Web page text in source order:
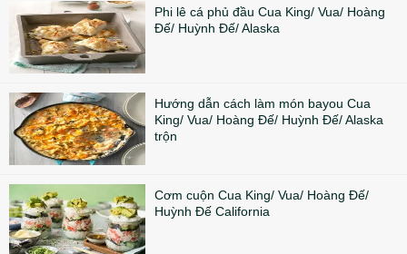
Phi lê cá phủ đầu Cua King/ Vua/ Hoàng
Đế/ Huỳnh Đế/ Alaska
Hướng dẫn cách làm món bayou Cua
King/ Vua/ Hoàng Đế/ Huỳnh Đế/ Alaska
trộn
Cơm cuộn Cua King/ Vua/ Hoàng Đế/
Huỳnh Đế California